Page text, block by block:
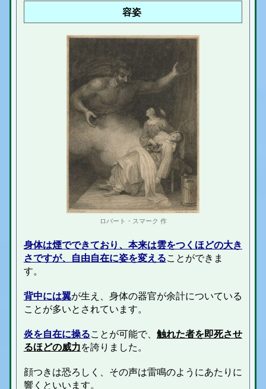
容姿
ロバート・スマーク 作
身体は煙でできており、本来は雲をつくほどの大き
さですが、自由自在に姿を変えることができま
す。
背中には翼が生え、身体の器官が余計についている
ことが多いとされています。
炎を自在に操ることが可能で、 触れた者を即死させ
るほどの威力を誇りました。
顔つきは恐ろしく、その声は雷鳴のようにあたりに
響くといいます。